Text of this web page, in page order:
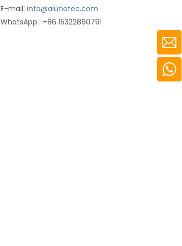
E-mail: info@alunotec.com
WhatsApp : +86 15322860791